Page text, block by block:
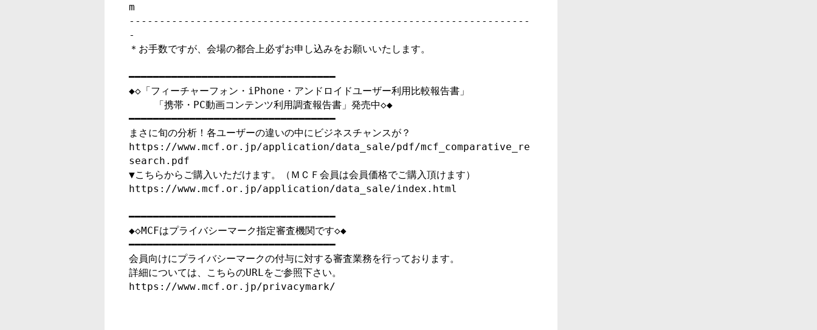
m
------------------------------------------------------------------
-
＊お手数ですが、会場の都合上必ずお申し込みをお願いいたします。
━━━━━━━━━━━━━━━━━━━━━━━━━━━━━━━━━━
◆◇「フィーチャーフォン・iPhone・アンドロイドユーザー利用比較報告書」
「携帯・PC動画コンテンツ利用調査報告書」発売中◇◆
━━━━━━━━━━━━━━━━━━━━━━━━━━━━━━━━━━
まさに旬の分析！各ユーザーの違いの中にビジネスチャンスが？
https://www.mcf.or.jp/application/data_sale/pdf/mcf_comparative_re
search.pdf
▼こちらからご購入いただけます。（ＭＣＦ会員は会員価格でご購入頂けます）
https://www.mcf.or.jp/application/data_sale/index.html
━━━━━━━━━━━━━━━━━━━━━━━━━━━━━━━━━━
◆◇MCFはプライバシーマーク指定審査機関です◇◆
━━━━━━━━━━━━━━━━━━━━━━━━━━━━━━━━━━
会員向けにプライバシーマークの付与に対する審査業務を行っております。
詳細については、こちらのURLをご参照下さい。
https://www.mcf.or.jp/privacymark/